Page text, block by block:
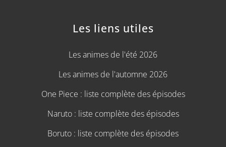
Les liens utiles
Les animes de l'été 2026
Les animes de l'automne 2026
One Piece : liste complète des épisodes
Naruto : liste complète des épisodes
Boruto : liste complète des épisodes